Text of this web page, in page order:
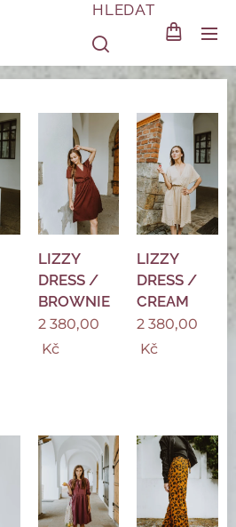
HLEDAT
LIZZY
DRESS /
BROWNIE
2 380,00
Kč
LIZZY
DRESS /
CREAM
2 380,00
Kč